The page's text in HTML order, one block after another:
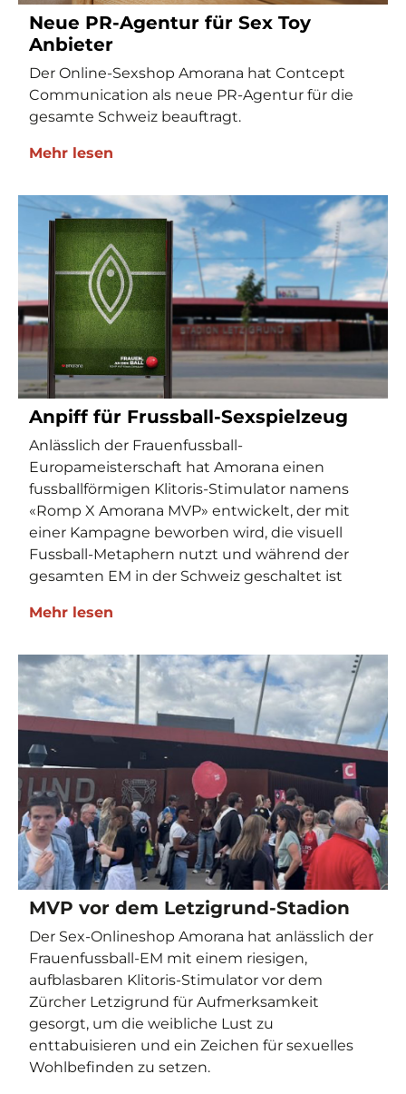
Neue PR-Agentur für Sex Toy
Anbieter
Der Online-Sexshop Amorana hat Contcept
Communication als neue PR-Agentur für die
gesamte Schweiz beauftragt.
Mehr lesen
Anpiff für Frussball-Sexspielzeug
Anlässlich der Frauenfussball-
Europameisterschaft hat Amorana einen
fussballförmigen Klitoris-Stimulator namens
«Romp X Amorana MVP» entwickelt, der mit
einer Kampagne beworben wird, die visuell
Fussball-Metaphern nutzt und während der
gesamten EM in der Schweiz geschaltet ist
Mehr lesen
MVP vor dem Letzigrund-Stadion
Der Sex-Onlineshop Amorana hat anlässlich der
Frauenfussball-EM mit einem riesigen,
aufblasbaren Klitoris-Stimulator vor dem
Zürcher Letzigrund für Aufmerksamkeit
gesorgt, um die weibliche Lust zu
enttabuisieren und ein Zeichen für sexuelles
Wohlbefinden zu setzen.